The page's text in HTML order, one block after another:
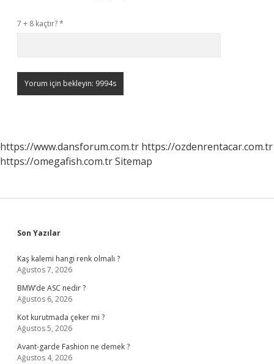
7 + 8 kaçtır?*
https://www.dansforum.com.tr https://ozdenrentacar.com.tr
https://omegafish.com.trSitemap
Sidebar
Son Yazılar
Kaş kalemi hangi renk olmalı ?
Ağustos 7, 2026
BMW’de ASC nedir ?
Ağustos 6, 2026
Kot kurutmada çeker mi ?
Ağustos 5, 2026
Avant-garde Fashion ne demek ?
Ağustos 4, 2026